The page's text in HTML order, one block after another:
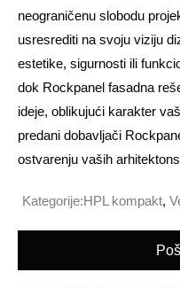
neograničenu slobodu
usresrediti na svoju viziju
estetike, sigurnosti ili
dok Rockpanel fasadna
ideje, oblikujući karakter
predani dobavljači
ostvarenju vaših
Kategorije:HPL kompakt,